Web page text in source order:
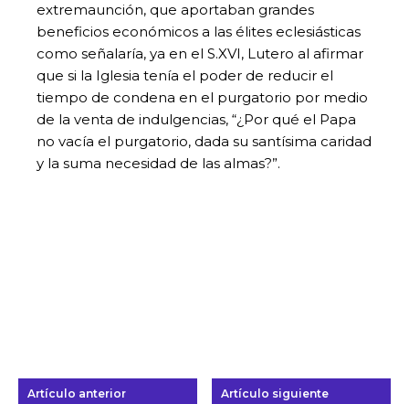
extremaunción, que aportaban grandes
beneficios económicos a las élites eclesiásticas
como señalaría, ya en el S.XVI, Lutero al afirmar
que si la Iglesia tenía el poder de reducir el
tiempo de condena en el purgatorio por medio
de la venta de indulgencias, “¿Por qué el Papa
no vacía el purgatorio, dada su santísima caridad
y la suma necesidad de las almas?”.
Artículo anterior Artículo siguiente